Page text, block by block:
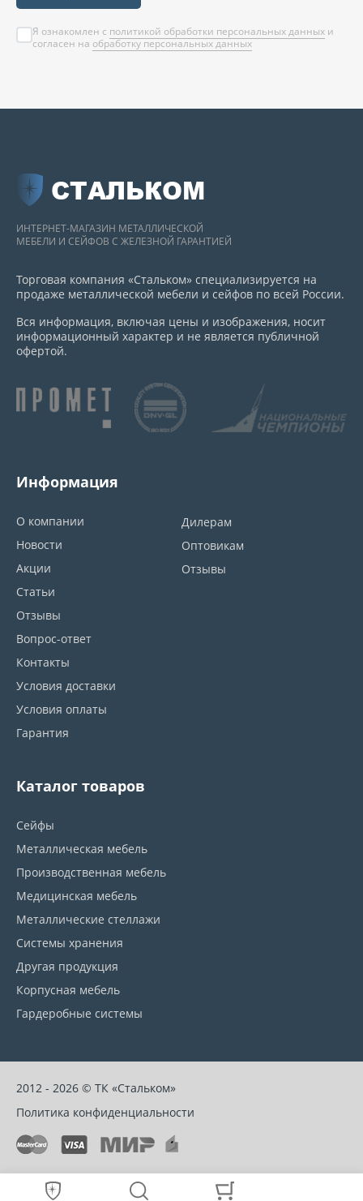
Я ознакомлен с политикой обработки персональных данных и
согласен на обработку персональных данных
СТАЛЬКОМ
ИНТЕРНЕТ-МАГАЗИН МЕТАЛЛИЧЕСКОЙ
МЕБЕЛИ И СЕЙФОВ С ЖЕЛЕЗНОЙ ГАРАНТИЕЙ
Торговая компания «Стальком» специализируется на
продаже металлической мебели и сейфов по всей России.
Вся информация, включая цены и изображения, носит
информационный характер и не является публичной
офертой.
Информация
О компании
Новости
Акции
Статьи
Отзывы
Вопрос-ответ
Контакты
Условия доставки
Условия оплаты
Гарантия
Дилерам
Оптовикам
Отзывы
Каталог товаров
Сейфы
Металлическая мебель
Производственная мебель
Медицинская мебель
Металлические стеллажи
Системы хранения
Другая продукция
Корпусная мебель
Гардеробные системы
2012 - 2026 © ТК «Стальком»
Политика конфиденциальности